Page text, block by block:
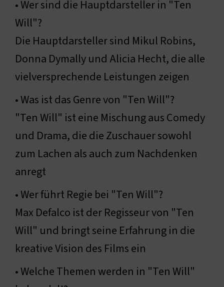
• Wer sind die Hauptdarsteller in "Ten
Will"?
Die Hauptdarsteller sind Mikul Robins,
Donna Dymally und Alicia Hecht, die alle
vielversprechende Leistungen zeigen
• Was ist das Genre von "Ten Will"?
"Ten Will" ist eine Mischung aus Comedy
und Drama, die die Zuschauer sowohl
zum Lachen als auch zum Nachdenken
anregt
• Wer führt Regie bei "Ten Will"?
Max Defalco ist der Regisseur von "Ten
Will" und bringt seine Erfahrung in die
kreative Vision des Films ein
• Welche Themen werden in "Ten Will"